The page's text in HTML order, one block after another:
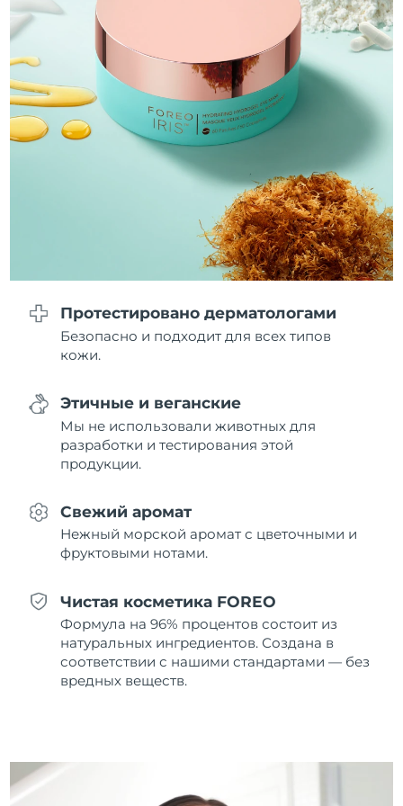
Протестировано дерматологами
Безопасно и подходит для всех типов
кожи.
Этичные и веганские
Мы не использовали животных для
разработки и тестирования этой
продукции.
Свежий аромат
Нежный морской аромат с цветочными и
фруктовыми нотами.
Чистая косметика FOREO
Формула на 96% процентов состоит из
натуральных ингредиентов. Создана в
соответствии с нашими стандартами — без
вредных веществ.
Ливан
Ожидаемая дата доставки
8/11/26
Литва
Ожидаемая дата доставки
8/10/26
Люксембург
Ожидаемая дата доставки
Ожидаемая дата доставки
8/12/26
Ожидаемая дата доставки
8/13/26
Ожидаемая дата доставки
Мексика
Ожидаемая дата доставки
Монако
Нидерланды
Ожидаемая дата доставки
Новая Зеландия
Норвегия
Оман
Ожидаемая дата доставки
8/13/26
Филиппины
Ожидаемая дата доставки
Португалия